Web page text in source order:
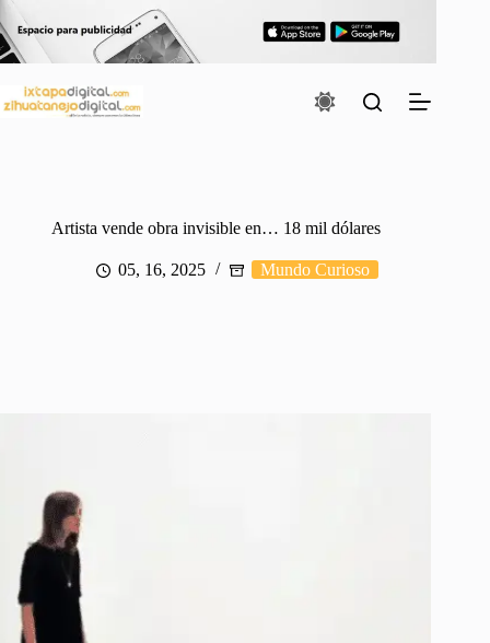
al
contenido
Artista vende obra invisible en… 18 mil dólares
05, 16, 2025 Mundo Curioso